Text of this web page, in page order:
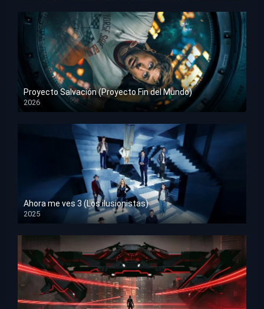
Proyecto Salvación (Proyecto Fin del Mundo)
2026
HD 1080p
Ahora me ves 3 (Los ilusionistas)
2025
HD 1080p